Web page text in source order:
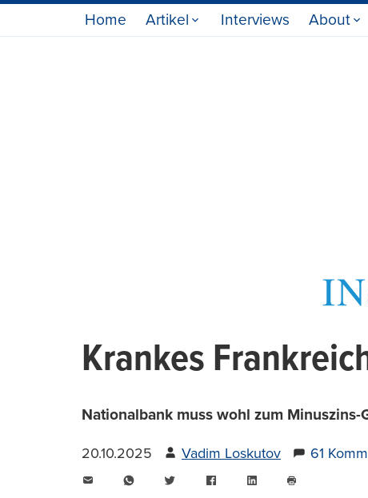
Home Artikel Interviews About
Krankes
Nationalbank muss wohl zum
20.10.2025 Vadim Loskutov 61
WhatsAppTwitter FacebookLinkedIn